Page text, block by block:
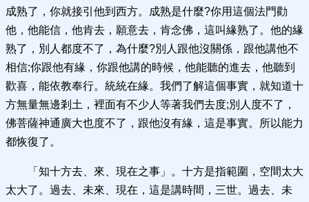
成熟了，你就接引他到西方。成熟是什麼?你用這個法門勸
他，他能信，他肯去，願意去，肯念佛，這叫緣熟了。他的緣
熟了，別人都度不了，為什麼?別人跟他沒關係，跟他講他不
相信;你跟他有緣，你跟他講的時候，他能聽的進去，他聽到
歡喜，能依教奉行。統統在緣。我們了解這個事實，就知道十
方無量無邊剎土，裡面有不少人等著我們去度;別人度不了，
佛菩薩神通廣大也度不了，跟他沒有緣，這是事實。所以能力
都恢復了。
「知十方去、來、現在之事」。十方是指範圍，空間太大
太大了。過去、未來、現在，這是講時間，三世。過去、未